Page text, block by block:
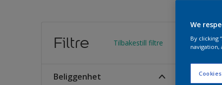
Filtre Tilbakestill filtre
Beliggenhet
We
By clicking
navigation,